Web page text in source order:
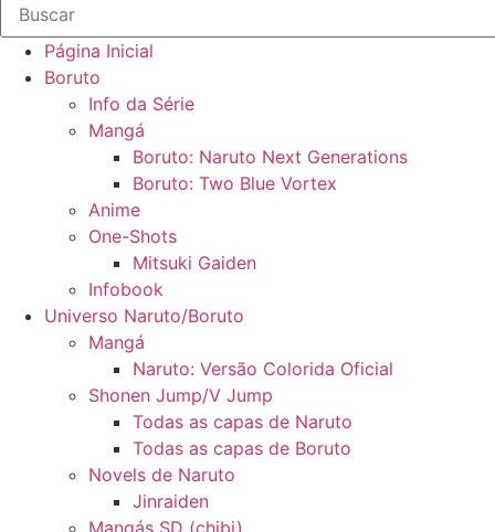
Página Inicial
Boruto
Info da Série
Mangá
Boruto: Naruto Next Generations
Boruto: Two Blue Vortex
Anime
One-Shots
Mitsuki Gaiden
Infobook
Universo Naruto/Boruto
Mangá
Naruto: Versão Colorida Oficial
Shonen Jump/V Jump
Todas as capas de Naruto
Todas as capas de Boruto
Novels de Naruto
Jinraiden